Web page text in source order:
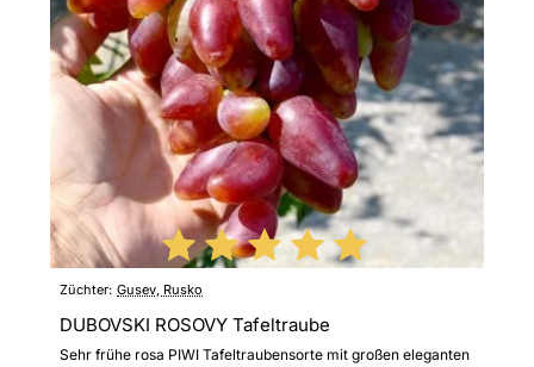
Züchter: Gusev, Rusko
DUBOVSKI ROSOVY Tafeltraube
Sehr frühe rosa PIWI Tafeltraubensorte mit großen eleganten